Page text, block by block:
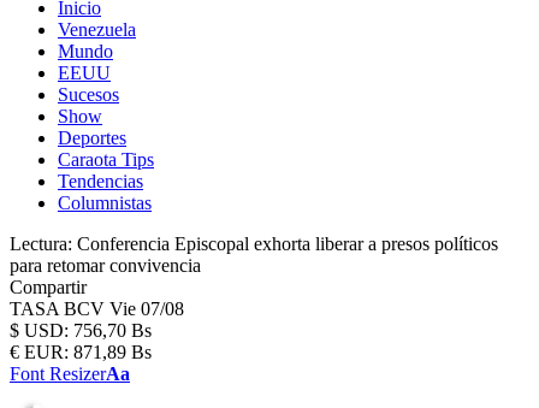
Inicio
Venezuela
Mundo
EEUU
Sucesos
Show
Deportes
Caraota Tips
Tendencias
Columnistas
Lectura: Conferencia Episcopal exhorta liberar a presos políticos
para retomar convivencia
Compartir
TASA BCV Vie 07/08
$ USD: 756,70 Bs
€ EUR: 871,89 Bs
Font ResizerAa